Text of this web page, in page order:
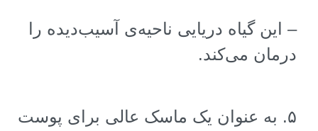
– این گیاه دریایی ناحیه‌ی آسیب‌دیده را
درمان می‌کند.
۵. به عنوان یک ماسک عالی برای پوست